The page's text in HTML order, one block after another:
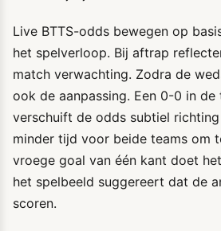
Live BTTS-odds bewegen op
het spelverloop. Bij aftrap
match verwachting. Zodra de
ook de aanpassing. Een 0-0 in
verschuift de odds subtiel
minder tijd voor beide teams om
vroege goal van één kant doet
het spelbeeld suggereert dat de
scoren.